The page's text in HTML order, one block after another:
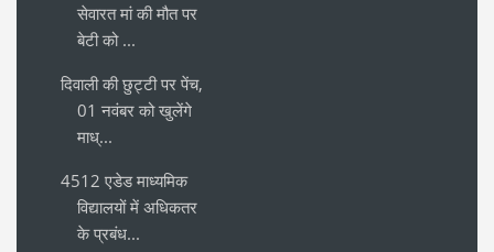
सेवारत मां की मौत पर
बेटी को ...
दिवाली की छुट्टी पर पेंच,
01 नवंबर को खुलेंगे
माध्...
4512 एडेड माध्यमिक
विद्यालयों में अधिकतर
के प्रबंध...